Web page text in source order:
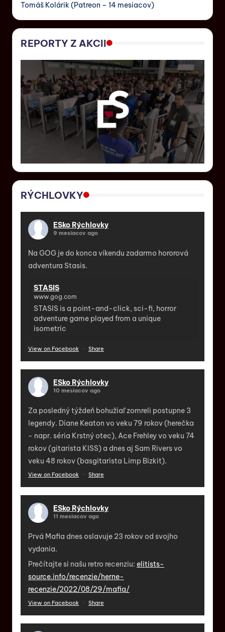
Tomáš Kolárik (Patreon – 14 mesiacov)
REPORTY Z AKCII
RÝCHLOVKY
ESko Rýchlovky
9 mesiacov ago
Na GOG je do konca víkendu zadarmo hororová
adventura Stasis.
STASIS
www.gog.com
STASIS is a point-and-click, sci-fi, horror
adventure game played from a unique
isometric
View on Facebook · Share
ESko Rýchlovky
10 mesiacov ago
Za posledný týždeň bohužiaľ zomreli postupne 3
legendy. Diane Keaton vo veku 79 rokov (herečka
- napr. séria Krstný otec), Ace Frehley vo veku 74
rokov (gitarista KISS) a dnes aj Sam Rivers vo
veku 48 rokov (basgitarista Limp Bizkit).
View on Facebook · Share
ESko Rýchlovky
11 mesiacov ago
Prvá Mafia dnes oslavuje 23 rokov od svojho
vydania.
Prečítajte si našu retro recenziu: elitists-
source.info/recenzie/herne-
recenzie/2022/08/29/mafia/
View on Facebook · Share